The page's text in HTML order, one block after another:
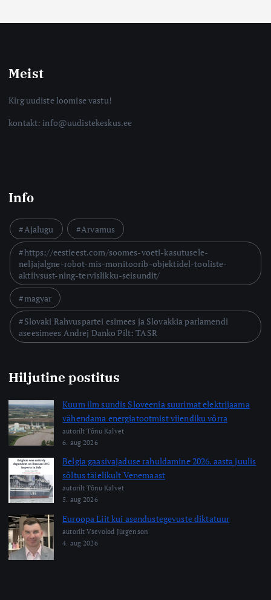
Meist
Kirg uudiste loomise vastu!
kontakt: info@uudistekeskus.ee
Info
Ajalugu
Arvamus
https://eestieest.com/soomes-voeti-kasutusele-
neljajalgne-robot-mis-monitoorib-objektidel-tooliste-
aktiivsust-ning-tervislikku-seisundit/
magyar
Slovaki Rahvuspartei esimees ja Slovakkia parlamendi
aseesimees Andrej Danko Pilt: TASR
Hiljutine postitus
Kuum ilm sundis Sloveenia suurimat elektrijaama
vähendama energiatootmist viiendiku võrra
autorilt Tõnu Kalvet
6. aug 2026
Belgia gaasivajaduse rahuldamine 2026. aasta juulis
sõltus täielikult Venemaast
autorilt Tõnu Kalvet
5. aug 2026
Euroopa Liit kui asendustegevuste diktatuur
autorilt Vsevolod Jürgenson
4. aug 2026